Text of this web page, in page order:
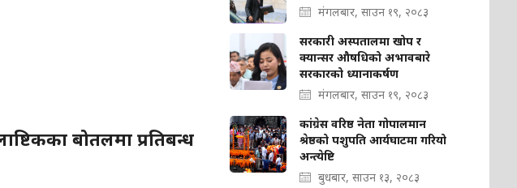
बोतलमा प्रतिबन्ध
मंगलबार, साउन १९, २०८३
सरकारी अस्पतालमा खोप र
क्यान्सर औषधिको अभावबारे
सरकारको ध्यानाकर्षण
मंगलबार, साउन १९, २०८३
कांग्रेस वरिष्ठ नेता गोपालमान
श्रेष्ठको पशुपति आर्यघाटमा गरियो
अन्त्येष्टि
बुधबार, साउन १३, २०८३